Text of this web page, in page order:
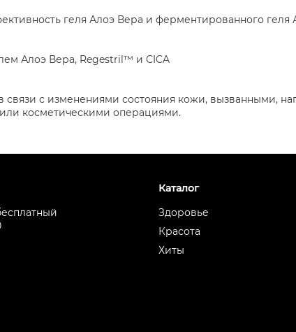
геля Алоэ Вера и ферментированного геля
Алоэ Вера, Regestril™ и CICA
связи с изменениями состояния кожи, вызванными,
косметическими операциями.
Каталог
Здоровье
Красота
Хиты